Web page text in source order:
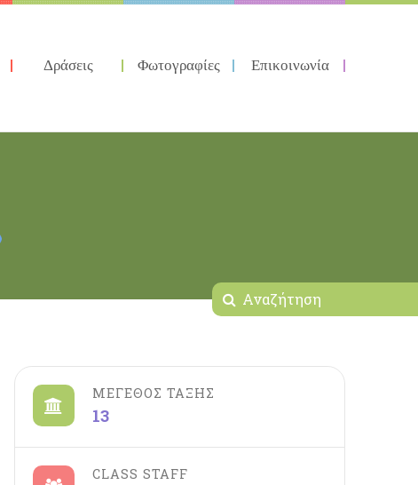
Δράσεις Φωτογραφίες Επικοινωνία
ΜΕΓΕΘΟΣ ΤΑΞΗΣ
13
CLASS STAFF